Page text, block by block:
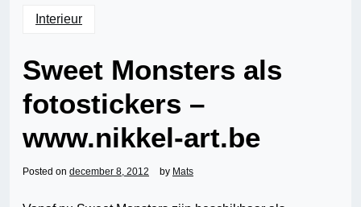
Interieur
Sweet Monsters als
fotostickers –
www.nikkel-art.be
Posted on december 8, 2012 by Mats